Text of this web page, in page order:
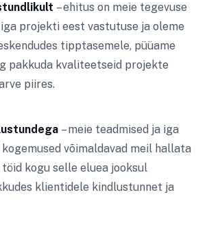
– ehitus on meie tegevuse
iga projekti eest vastutuse ja oleme
tipptasemele, püüame
pakkuda kvaliteetseid projekte
piires.
– meie teadmised ja iga
võimaldavad meil hallata
kogu selle eluea jooksul
klientidele kindlustunnet ja